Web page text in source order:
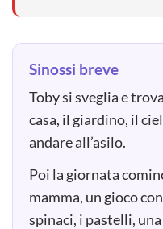
Sinossi breve
Toby si sveglia e
casa, il giardino, il
andare all’asilo.
Poi la giornata
mamma, un gioco
spinaci, i pastelli, una